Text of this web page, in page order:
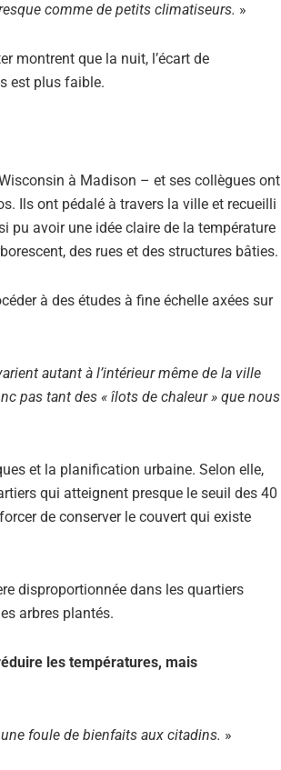
comme de petits climatiseurs. »
montrent que la nuit, l’écart de
est plus faible.
à Madison – et ses collègues ont
Ils ont pédalé à travers la ville et recueilli
pu avoir une idée claire de la température
des rues et des structures bâties.
à des études à fine échelle axées sur
autant à l’intérieur même de la ville
pas tant des « îlots de chaleur » que nous
et la planification urbaine. Selon elle,
qui atteignent presque le seuil des 40
de conserver le couvert qui existe
disproportionnée dans les quartiers
arbres plantés.
les températures, mais
foule de bienfaits aux citadins. »